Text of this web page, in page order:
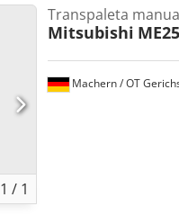
1 / 1
Machern / OT
Transpaleta
Mitsubishi